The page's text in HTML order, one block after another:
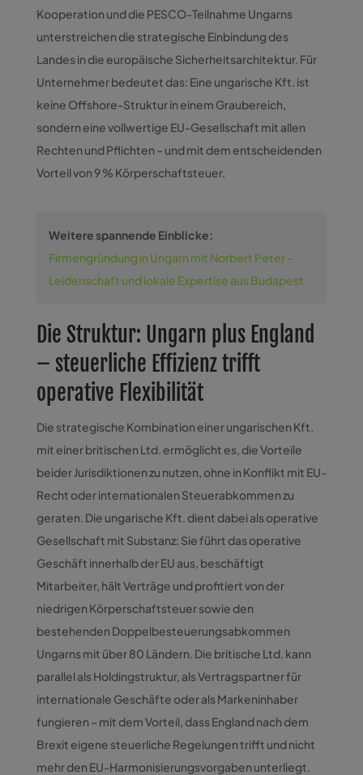
Kooperation und die PESCO-Teilnahme Ungarns
unterstreichen die strategische Einbindung des
Landes in die europäische Sicherheitsarchitektur. Für
Unternehmer bedeutet das: Eine ungarische Kft. ist
keine Offshore-Struktur in einem Graubereich,
sondern eine vollwertige EU-Gesellschaft mit allen
Rechten und Pflichten – und mit dem entscheidenden
Vorteil von 9 % Körperschaftsteuer.
Weitere spannende Einblicke:
Firmengründung in Ungarn mit Norbert Peter –
Leidenschaft und lokale Expertise aus Budapest
Die Struktur: Ungarn plus England
– steuerliche Effizienz trifft
operative Flexibilität
Die strategische Kombination einer ungarischen Kft.
mit einer britischen Ltd. ermöglicht es, die Vorteile
beider Jurisdiktionen zu nutzen, ohne in Konflikt mit EU-
Recht oder internationalen Steuerabkommen zu
geraten. Die ungarische Kft. dient dabei als operative
Gesellschaft mit Substanz: Sie führt das operative
Geschäft innerhalb der EU aus, beschäftigt
Mitarbeiter, hält Verträge und profitiert von der
niedrigen Körperschaftsteuer sowie den
bestehenden Doppelbesteuerungsabkommen
Ungarns mit über 80 Ländern. Die britische Ltd. kann
parallel als Holdingstruktur, als Vertragspartner für
internationale Geschäfte oder als Markeninhaber
fungieren – mit dem Vorteil, dass England nach dem
Brexit eigene steuerliche Regelungen trifft und nicht
mehr den EU-Harmonisierungsvorgaben unterliegt.